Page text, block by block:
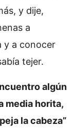
y dije,
a
y a conocer
tejer.
algún
media horita,
la cabeza”